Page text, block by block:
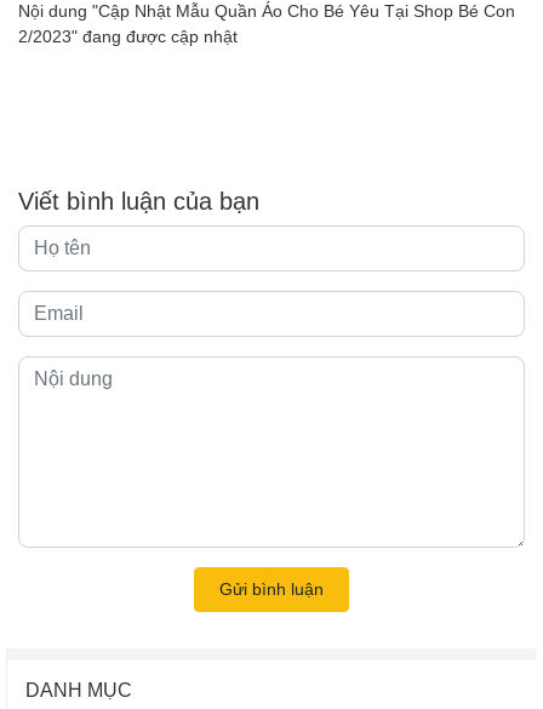
Nội dung "Cập Nhật Mẫu Quần Áo Cho Bé Yêu Tại Shop Bé Con
2/2023" đang được cập nhật
Viết bình luận của bạn
Gửi bình luận
DANH MỤC